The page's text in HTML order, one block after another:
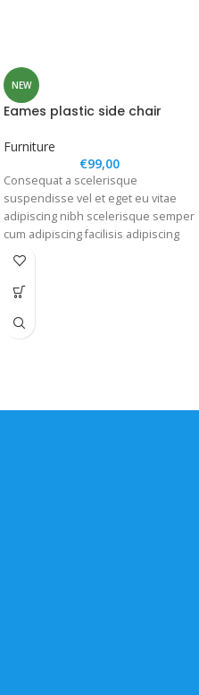
NEW
Eames plastic side chair
Furniture
€99,00
Consequat a scelerisque
suspendisse vel et eget eu vitae
adipiscing nibh scelerisque semper
cum adipiscing facilisis adipiscing
est accumsan lorem vestibulum.
Aliquet mus a aptent ullam corper
metus accumsan. Habitasse a
ullamcorper varius metus blandit